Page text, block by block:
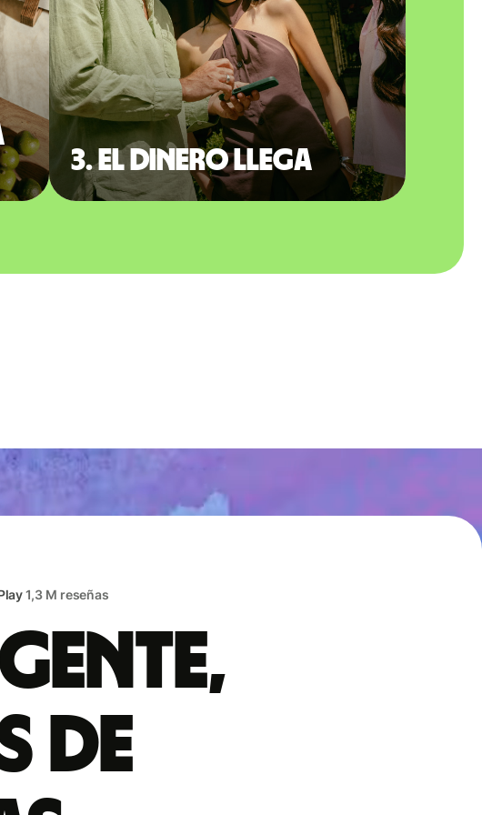
3. El dinero llega
1,3 M reseñas
de